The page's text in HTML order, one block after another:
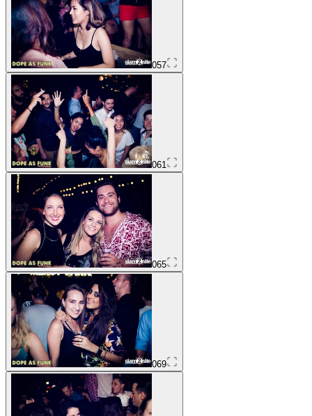
057
061
065
069